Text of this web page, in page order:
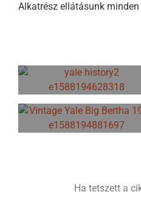
Alkatrész ellátásunk
Ha tetszett a